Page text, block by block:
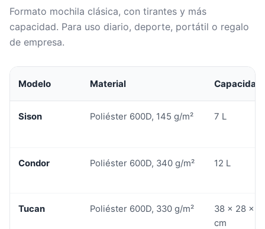
Formato mochila clásica, con tirantes y más
capacidad. Para uso diario, deporte, portátil o regalo
de empresa.
Modelo Material Capacidad
Sison Poliéster 600D, 145 g/m² 7 L
Condor Poliéster 600D, 340 g/m² 12 L
Tucan Poliéster 600D, 330 g/m²
38 x 28 x
cm